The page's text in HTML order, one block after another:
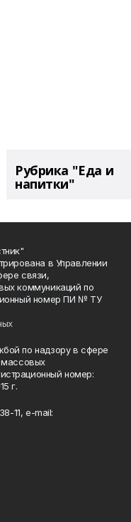
Рубрика "Еда и
напитки"
в Управлении
связи,
коммуникаций по
номер ПИ № ТУ
по надзору в сфере
массовых
номер:
г.
11, e-mail: